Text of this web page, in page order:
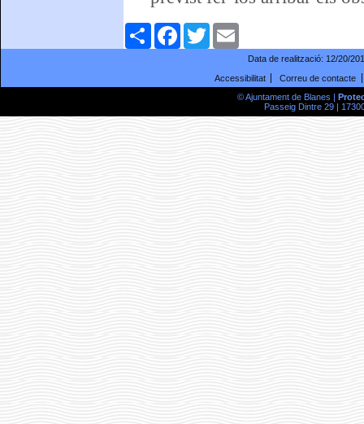
ComparteixFacebookTwitter
Data de realització: 12/20/
Accessibilitat
Correu de contacte
© Ajuntament de Blanes |
Passeig Dintre 29 |